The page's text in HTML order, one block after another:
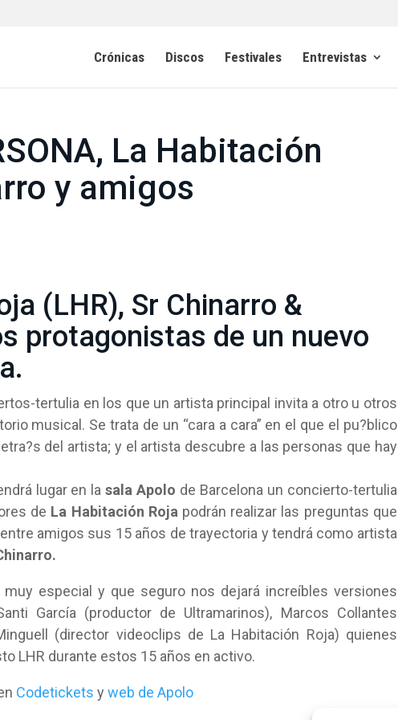
Crónicas Discos Festivales Entrevistas
La Habitación
y amigos
(LHR), Sr Chinarro &
protagonistas de un nuevo
tertulia en los que un artista principal invita a otro u otros
musical. Se trata de un “cara a cara” en el que el pu?blico
del artista; y el artista descubre a las personas que hay
lugar en lasala Apolo de Barcelona un concierto-tertulia
de La Habitación Roja podrán realizar las preguntas que
amigos sus 15 años de trayectoria y tendrá como artista
especial y que seguro nos dejará increíbles versiones
García (productor de Ultramarinos), Marcos Collantes
(director videoclips de La Habitación Roja) quienes
LHR durante estos 15 años en activo.
Codetickets y web de Apolo